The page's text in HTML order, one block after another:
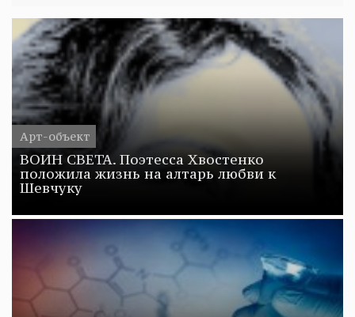
Арт-объект
ВОИН СВЕТА. Поэтесса Хвостенко
положила жизнь на алтарь любви к
Шевчуку